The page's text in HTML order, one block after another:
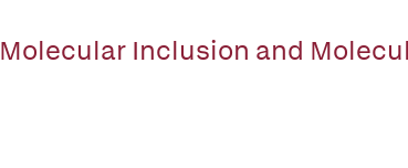
Molecular Inclusion and